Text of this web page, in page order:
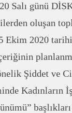
Salı günü
oluşan
2020
Şiddet ve
Kadınların
başlıkları